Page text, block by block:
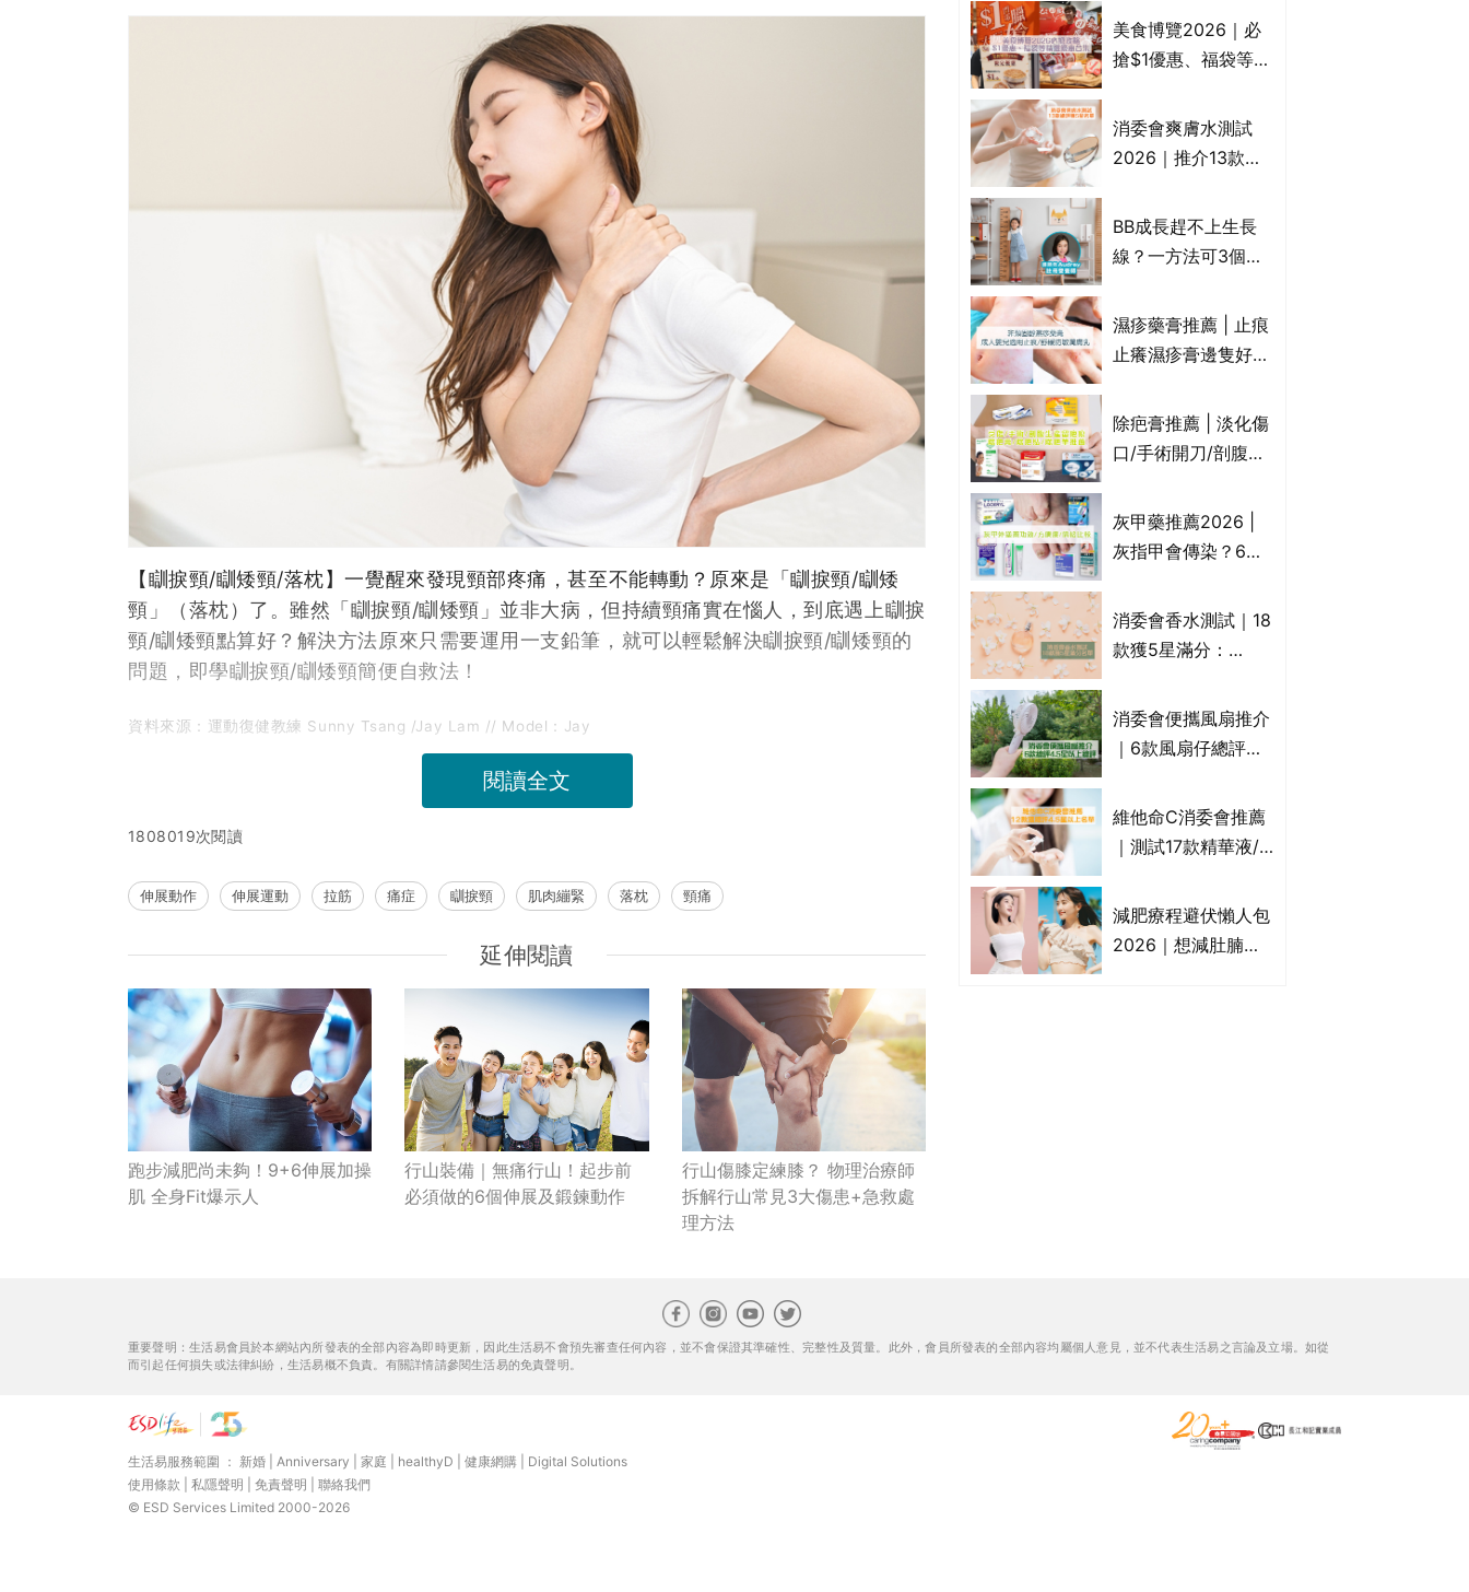
【瞓捩頸/瞓矮頸/落枕】一覺醒來發現頸部疼痛，甚至不能轉動？原來是「瞓捩頸/瞓矮
頸」（落枕）了。雖然「瞓捩頸/瞓矮頸」並非大病，但持續頸痛實在惱人，到底遇上瞓捩
頸/瞓矮頸點算好？解決方法原來只需要運用一支鉛筆，就可以輕鬆解決瞓捩頸/瞓矮頸的
問題，即學瞓捩頸/瞓矮頸簡便自救法！
資料來源：運動復健教練 Sunny Tsang /Jay Lam // Model：Jay
閱讀全文
1808019次閱讀
伸展動作 伸展運動 拉筋 痛症 瞓捩頸 肌肉繃緊 落枕 頸痛
延伸閱讀
跑步減肥尚未夠！9+6伸展加操
肌 全身Fit爆示人
行山裝備｜無痛行山！起步前
必須做的6個伸展及鍛鍊動作
行山傷膝定練膝？ 物理治療師
拆解行山常見3大傷患+急救處
理方法
有效紓緩痔瘡疼痛痕
癢｜附痔瘡成因及病
美食博覽2026｜必
搶$1優惠、福袋等精
日期、官網及門票詳
情｜持續更新
消委會爽膚水測試
2026｜推介13款總
Cetaphil、The
Ordinary、
BB成長趕不上生長
線？一方法可3個月
懂得把握1歲起「長
高黃金期」
濕疹藥膏推薦 | 止痕
止癢濕疹膏邊隻好？
膏/濕疹膏 嬰兒BB濕
疹皮膚適用！紓緩防
一覽)
除疤膏推薦 | 淡化傷
口/手術開刀/剖腹生
藥膏/除疤筆/除疤貼
比較（消委會教揀選
灰甲藥推薦2026 |
灰指甲會傳染？6款
膏/抗甲癬油劑的功
效/價格比較：羅霉
消委會香水測試｜18
款獲5星滿分：
ARMANI、Marks &
Spencer、CHANEL
消委會便攜風扇推介
｜6款風扇仔總評達
品 MUJI、
Francfranc、
維他命C消委會推薦
｜測試17款精華液/
獲總評4.5星以上
The Ordinary、
減肥療程避伏懶人包
2026｜想減肚腩但
重要聲明：生活易會員於本網站內所發表的全部內容為即時更新，因此生活易不會預先審查任何內容，並不會保證其準確性、完整性及質量。此外，會員所發表的全部內容均屬個人意見，並不代表生活易之言論及立場。如從
而引起任何損失或法律糾紛，生活易概不負責。有關詳情請參閱生活易的免責聲明。
生活易服務範圍 ： 新婚 Anniversary 家庭 healthyD 健康網購
Digital Solutions
使用條款
私隱聲明 免責聲明
聯絡我們
© ESD Services Limited 2000-2026